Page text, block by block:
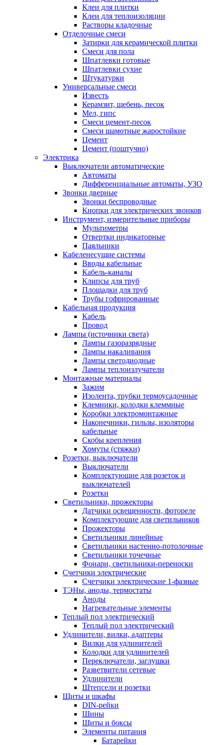
Клеи для плитки
Клеи для теплоизоляции
Растворы кладочные
Отделочные смеси
Затирки для керамической плитки
Смеси для пола
Шпатлевки готовые
Шпатлевки сухие
Штукатурки
Универсальные смеси
Известь
Керамзит, щебень, песок
Мел, гипс
Смеси цемент-песок
Смеси шамотные жаростойкие
Цемент
Цемент (поштучно)
Электрика
Выключатели автоматические
Автоматы
Дифференциальные автоматы, УЗО
Звонки дверные
Звонки беспроводные
Кнопки для электрических звонков
Инструмент, измерительные приборы
Мультиметры
Отвертки индикаторные
Паяльники
Кабеленесущие системы
Вводы кабельные
Кабель-каналы
Клипсы для труб
Площадки для труб
Трубы гофрированные
Кабельная продукция
Кабель
Провод
Лампы (источники света)
Лампы газоразрядные
Лампы накаливания
Лампы светодиодные
Лампы теплоизлучатели
Монтажные материалы
Зажим
Изолента, трубки термоусадочные
Клемники, колодки клеммные
Коробки электромонтажные
Наконечники, гильзы, изоляторы
кабельные
Скобы крепления
Хомуты (стяжки)
Розетки, выключатели
Выключатели
Комплектующие для розеток и
выключателей
Розетки
Светильники, прожекторы
Датчики освещенности, фотореле
Комплектующие для светильников
Прожекторы
Светильники линейные
Светильники настенно-потолочные
Светильники точечные
Фонари, светильники-переноски
Счетчики электрические
Счетчики электрические 1-фазные
ТЭНы, аноды, термостаты
Аноды
Нагревательные элементы
Теплый пол электрический
Теплый пол электрический
Удлинители, вилки, адаптеры
Вилки для удлинителей
Колодки для удлинителей
Переключатели, заглушки
Разветвители сетевые
Удлинители
Штепсели и розетки
Щиты и шкафы
DIN-рейки
Шины
Щиты и боксы
Элементы питания
Батарейки